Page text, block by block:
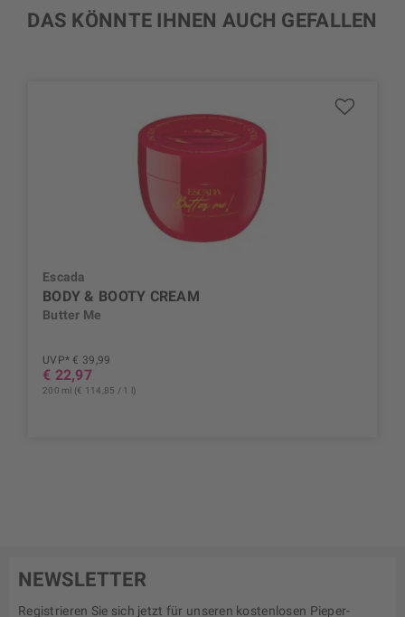
DAS KÖNNTE IHNEN AUCH GEFALLEN
Escada
BODY & BOOTY CREAM
Butter Me
UVP* € 39,99
€ 22,97
200 ml (€ 114,85 / 1 l)
NEWSLETTER
Registrieren Sie sich jetzt für unseren kostenlosen Pieper-